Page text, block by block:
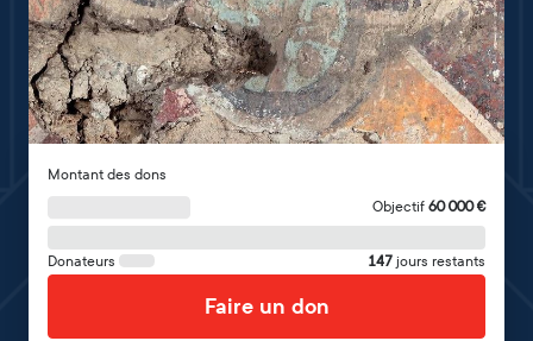
Montant des dons
Objectif 60 000€
Donateurs 147 jours restants
Faire un don